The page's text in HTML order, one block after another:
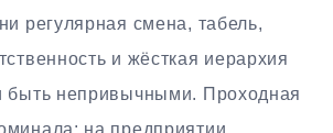
регулярная смена, табель,
и жёсткая иерархия
быть непривычными. Проходная
на предприятии